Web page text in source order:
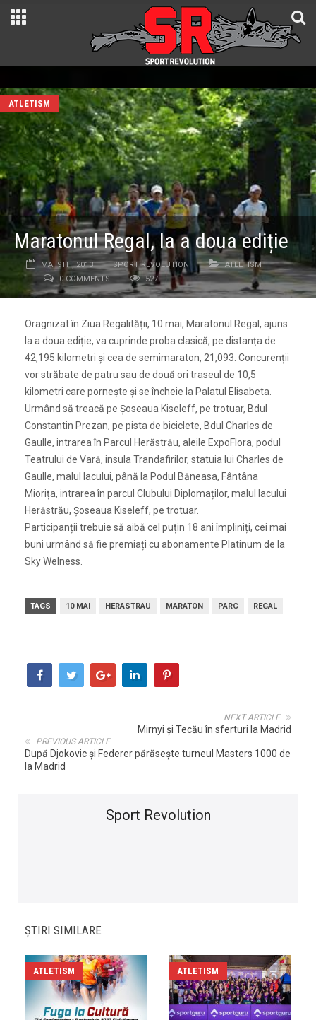
ATLETISM
Maratonul Regal, la a doua ediție
MAI 9TH, 2013 SPORT REVOLUTION
ATLETISM
0 COMMENTS
527
Oragnizat în Ziua Regalității, 10 mai, Maratonul Regal, ajuns
la a doua ediție, va cuprinde proba clasică, pe distanța de
42,195 kilometri și cea de semimaraton, 21,093. Concurenții
vor străbate de patru sau de două ori traseul de 10,5
kilometri care pornește și se încheie la Palatul Elisabeta.
Urmând să treacă pe Șoseaua Kiseleff, pe trotuar, Bdul
Constantin Prezan, pe pista de biciclete, Bdul Charles de
Gaulle, intrarea în Parcul Herăstrău, aleile ExpoFlora, podul
Teatrului de Vară, insula Trandafirilor, statuia lui Charles de
Gaulle, malul lacului, până la Podul Băneasa, Fântâna
Miorița, intrarea în parcul Clubului Diplomaților, malul lacului
Herăstrău, Șoseaua Kiseleff, pe trotuar.
Participanții trebuie să aibă cel puțin 18 ani împliniți, cei mai
buni urmând să fie premiați cu abonamente Platinum de la
Sky Welness.
TAGS 10 MAI HERASTRAU MARATON PARC REGAL
NEXT ARTICLE
Mirnyi şi Tecău în sferturi la Madrid
PREVIOUS ARTICLE
După Djokovic și Federer părăsește turneul Masters 1000 de
la Madrid
Sport Revolution
ȘTIRI SIMILARE
ATLETISM ATLETISM